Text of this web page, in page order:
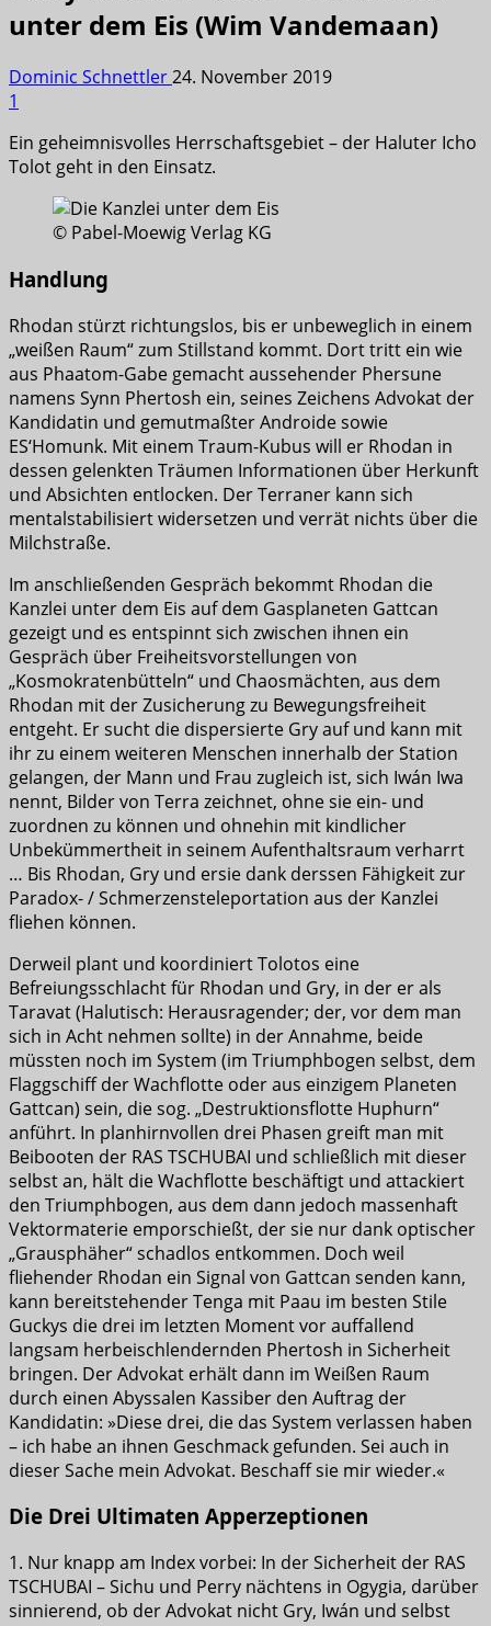
unter dem Eis (Wim Vandemaan)
Dominic Schnettler24. November 2019
1
Ein geheimnisvolles Herrschaftsgebiet – der Haluter Icho
Tolot geht in den Einsatz.
© Pabel-Moewig Verlag KG
Handlung
Rhodan stürzt richtungslos, bis er unbeweglich in einem
„weißen Raum“ zum Stillstand kommt. Dort tritt ein wie
aus Phaatom-Gabe gemacht aussehender Phersune
namens Synn Phertosh ein, seines Zeichens Advokat der
Kandidatin und gemutmaßter Androide sowie
ES‘Homunk. Mit einem Traum-Kubus will er Rhodan in
dessen gelenkten Träumen Informationen über Herkunft
und Absichten entlocken. Der Terraner kann sich
mentalstabilisiert widersetzen und verrät nichts über die
Milchstraße.
Im anschließenden Gespräch bekommt Rhodan die
Kanzlei unter dem Eis auf dem Gasplaneten Gattcan
gezeigt und es entspinnt sich zwischen ihnen ein
Gespräch über Freiheitsvorstellungen von
„Kosmokratenbütteln“ und Chaosmächten, aus dem
Rhodan mit der Zusicherung zu Bewegungsfreiheit
entgeht. Er sucht die dispersierte Gry auf und kann mit
ihr zu einem weiteren Menschen innerhalb der Station
gelangen, der Mann und Frau zugleich ist, sich Iwán Iwa
nennt, Bilder von Terra zeichnet, ohne sie ein- und
zuordnen zu können und ohnehin mit kindlicher
Unbekümmertheit in seinem Aufenthaltsraum verharrt
… Bis Rhodan, Gry und ersie dank derssen Fähigkeit zur
Paradox- / Schmerzensteleportation aus der Kanzlei
fliehen können.
Derweil plant und koordiniert Tolotos eine
Befreiungsschlacht für Rhodan und Gry, in der er als
Taravat (Halutisch: Herausragender; der, vor dem man
sich in Acht nehmen sollte) in der Annahme, beide
müssten noch im System (im Triumphbogen selbst, dem
Flaggschiff der Wachflotte oder aus einzigem Planeten
Gattcan) sein, die sog. „Destruktionsflotte Huphurn“
anführt. In planhirnvollen drei Phasen greift man mit
Beibooten der RAS TSCHUBAI und schließlich mit dieser
selbst an, hält die Wachflotte beschäftigt und attackiert
den Triumphbogen, aus dem dann jedoch massenhaft
Vektormaterie emporschießt, der sie nur dank optischer
„Grausphäher“ schadlos entkommen. Doch weil
fliehender Rhodan ein Signal von Gattcan senden kann,
kann bereitstehender Tenga mit Paau im besten Stile
Guckys die drei im letzten Moment vor auffallend
langsam herbeischlendernden Phertosh in Sicherheit
bringen. Der Advokat erhält dann im Weißen Raum
durch einen Abyssalen Kassiber den Auftrag der
Kandidatin: »Diese drei, die das System verlassen haben
– ich habe an ihnen Geschmack gefunden. Sei auch in
dieser Sache mein Advokat. Beschaff sie mir wieder.«
Die Drei Ultimaten Apperzeptionen
1. Nur knapp am Index vorbei: In der Sicherheit der RAS
TSCHUBAI – Sichu und Perry nächtens in Ogygia, darüber
sinnierend, ob der Advokat nicht Gry, Iwán und selbst